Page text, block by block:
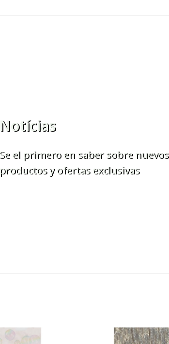
Notícias
Se el primero en saber sobre nuevos
productos y ofertas exclusivas